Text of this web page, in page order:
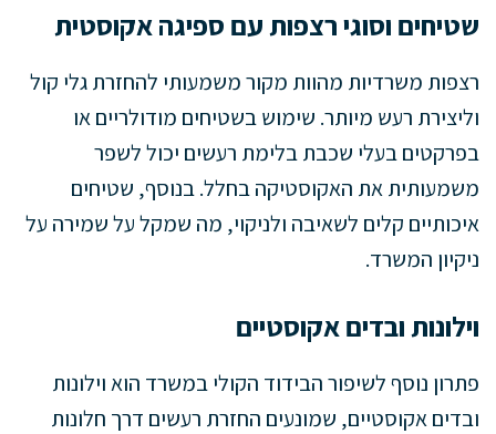
שטיחים וסוגי רצפות עם ספיגה אקוסטית
רצפות משרדיות מהוות מקור משמעותי להחזרת גלי קול
וליצירת רעש מיותר. שימוש בשטיחים מודולריים או
בפרקטים בעלי שכבת בלימת רעשים יכול לשפר
משמעותית את האקוסטיקה בחלל. בנוסף, שטיחים
איכותיים קלים לשאיבה ולניקוי, מה שמקל על שמירה על
ניקיון המשרד.
וילונות ובדים אקוסטיים
פתרון נוסף לשיפור הבידוד הקולי במשרד הוא וילונות
ובדים אקוסטיים, שמונעים החזרת רעשים דרך חלונות